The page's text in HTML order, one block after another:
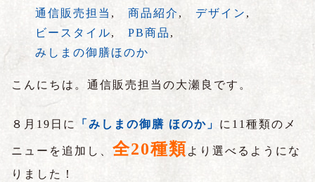
通信販売担当 , 商品紹介 , デザイン ,
ビースタイル, PB商品 ,
みしまの御膳ほのか
こんにちは。通信販売担当の大瀬良です。
８月 19 日に「みしまの御膳 ほのか」 に 11種類のメ
ニューを追加し、 全20種類 より選べるようにな
りました！